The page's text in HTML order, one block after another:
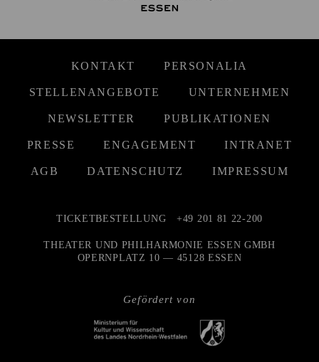
KONTAKT PERSONALIA
STELLENANGEBOTE UNTERNEHMEN
NEWSLETTER PUBLIKATIONEN
PRESSE ENGAGEMENT INTRANET
AGB DATENSCHUTZ IMPRESSUM
Gefördert von
TICKETBESTELLUNG +49 201 81 22-200
THEATER UND PHILHARMONIE ESSEN GMBH
OPERNPLATZ 10 — 45128 ESSEN